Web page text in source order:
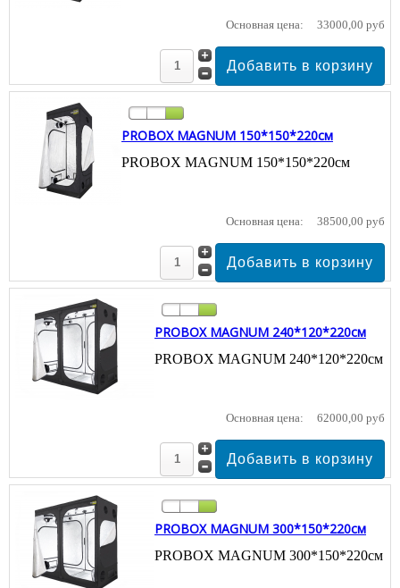
Основная цена: 33000,00 руб
PROBOX MAGNUM 150*150*220см
PROBOX MAGNUM 150*150*220см
Основная цена: 38500,00 руб
PROBOX MAGNUM 240*120*220см
PROBOX MAGNUM 240*120*220см
Основная цена: 62000,00 руб
PROBOX MAGNUM 300*150*220см
PROBOX MAGNUM 300*150*220см